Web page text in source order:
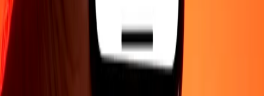
ΕΤΑΙΡΕΙΑ
Σχετικά με εμάς
Θέσεις εργασίαςΑσφάλεια
πράκτορας
ΥΠΟΣΤΗΡΙΞΗ
Πολιτική απορρήτου
Ειδοποίηση για cookiesΌροι και
Κέντρο βοήθειας